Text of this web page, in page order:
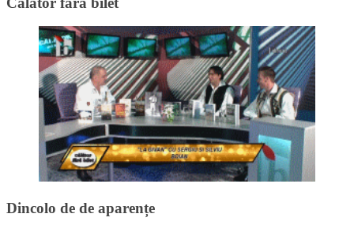
Dincolo de de aparențe